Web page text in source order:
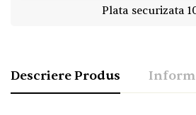
Plata securizata
Descriere Produs